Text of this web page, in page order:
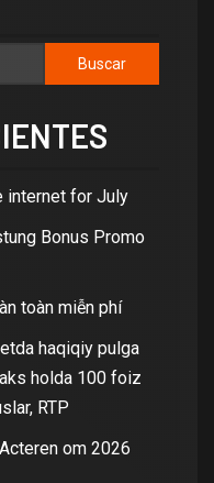
Buscar
internet for July
Bonus Promo
toàn miễn phí
haqiqiy pulga
holda 100 foiz
RTP
om 2026